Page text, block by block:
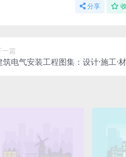
分享
一篇
筑电气安装工程图集：设计·施工·